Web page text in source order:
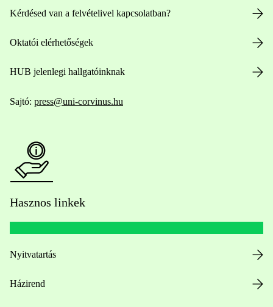
Kérdésed van a felvételivel kapcsolatban?
Oktatói elérhetőségek
HUB jelenlegi hallgatóinknak
Sajtó: press@uni-corvinus.hu
Hasznos linkek
Nyitvatartás
Házirend